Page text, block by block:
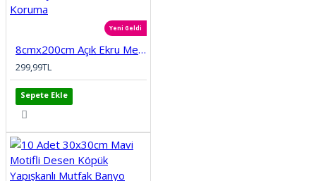
Yeni Geldi
8cmx200cm Açık Ekru Meva Kendinden Yapışkanlı Kauçuk Kenar Koruma Bebek Çocuk Kenar Darbe Koruma
299,99TL
Sepete Ekle